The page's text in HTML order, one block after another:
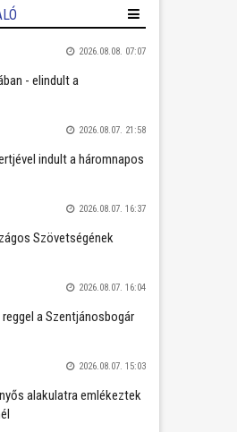
2026.08.08. 07:07
- elindult a
2026.08.07. 21:58
indult a háromnapos
2026.08.07. 16:37
Szövetségének
2026.08.07. 16:04
a Szentjánosbogár
2026.08.07. 15:03
alakulatra emlékeztek